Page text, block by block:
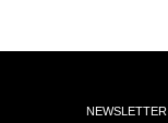
NEWSLETTER